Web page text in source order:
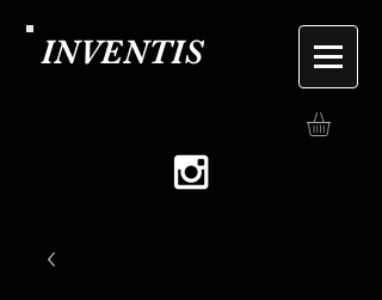
INVENTIS